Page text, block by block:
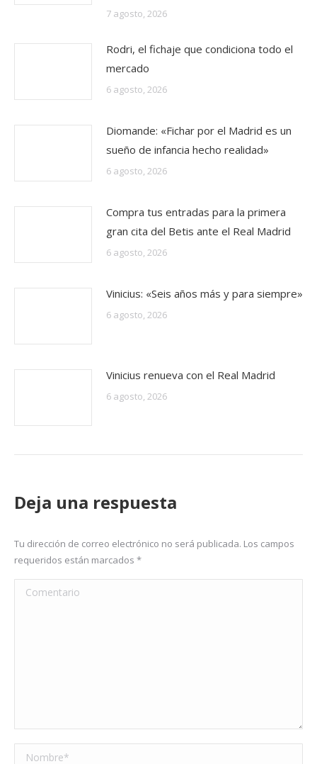
7 agosto, 2026
Rodri, el fichaje que condiciona todo el
mercado
6 agosto, 2026
Diomande: «Fichar por el Madrid es un
sueño de infancia hecho realidad»
6 agosto, 2026
Compra tus entradas para la primera
gran cita del Betis ante el Real Madrid
6 agosto, 2026
Vinicius: «Seis años más y para siempre»
6 agosto, 2026
Vinicius renueva con el Real Madrid
6 agosto, 2026
Deja una respuesta
Tu dirección de correo electrónico no será publicada. Los campos
requeridos están marcados *
Comentario
Nombre *